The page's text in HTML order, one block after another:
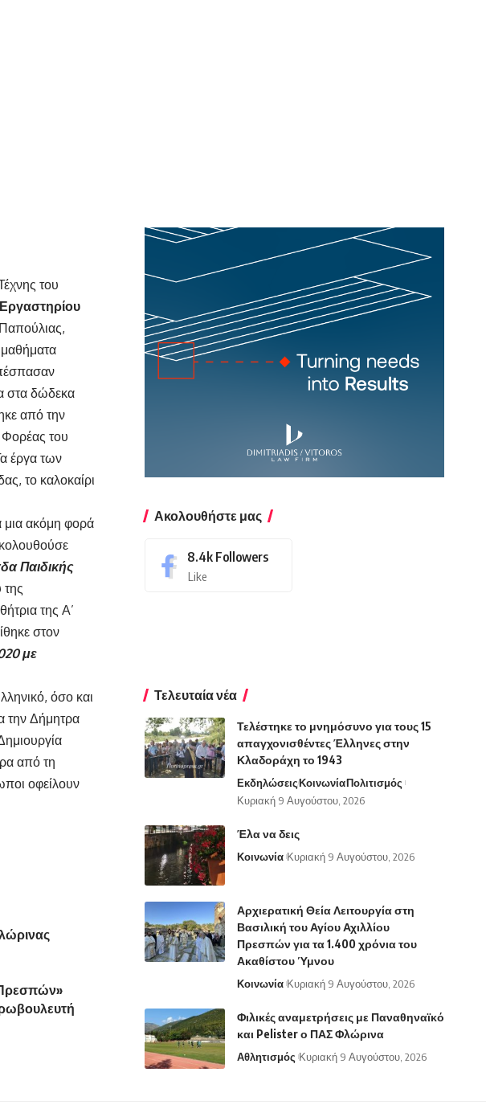
του
στα δώδεκα
από την
Φορέας του
έργα των
το καλοκαίρι
μια ακόμη φορά
Παιδικής
της Α’
στον
με
όσο και
την Δήμητρα
από τη
οφείλουν
Ακολουθήστε μας
8.4k Followers
Like
Τελευταία νέα
Τελέστηκε το μνημόσυνο για τους 15
απαγχονισθέντες Έλληνες στην
Κλαδοράχη το 1943
ΕκδηλώσειςΚοινωνίαΠολιτισμός
Κυριακή 9 Αυγούστου, 2026
Έλα να δεις
Κοινωνία Κυριακή 9 Αυγούστου, 2026
Αρχιερατική Θεία Λειτουργία στη
Βασιλική του Αγίου Αχιλλίου
Πρεσπών για τα 1.400 χρόνια του
Ακαθίστου Ύμνου
Κοινωνία Κυριακή 9 Αυγούστου, 2026
Φιλικές αναμετρήσεις με Παναθηναϊκό
και Pelister ο ΠΑΣ Φλώρινα
Αθλητισμός Κυριακή 9 Αυγούστου, 2026